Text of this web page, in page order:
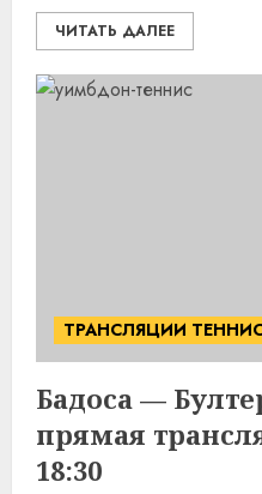
ЧИТАТЬ ДАЛЕЕ
ТРАНСЛЯЦИИ
Бадоса —
прямая
18:30